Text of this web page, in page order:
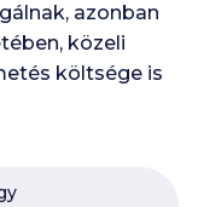
azonban
közeli
költsége is